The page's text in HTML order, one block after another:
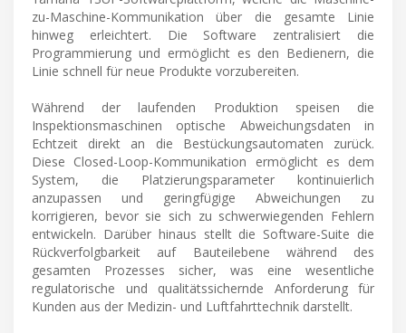
zu-Maschine-Kommunikation über die gesamte Linie
hinweg erleichtert. Die Software zentralisiert die
Programmierung und ermöglicht es den Bedienern, die
Linie schnell für neue Produkte vorzubereiten.
Während der laufenden Produktion speisen die
Inspektionsmaschinen optische Abweichungsdaten in
Echtzeit direkt an die Bestückungsautomaten zurück.
Diese Closed-Loop-Kommunikation ermöglicht es dem
System, die Platzierungsparameter kontinuierlich
anzupassen und geringfügige Abweichungen zu
korrigieren, bevor sie sich zu schwerwiegenden Fehlern
entwickeln. Darüber hinaus stellt die Software-Suite die
Rückverfolgbarkeit auf Bauteilebene während des
gesamten Prozesses sicher, was eine wesentliche
regulatorische und qualitätssichernde Anforderung für
Kunden aus der Medizin- und Luftfahrttechnik darstellt.